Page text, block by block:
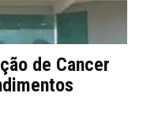
de Cancer